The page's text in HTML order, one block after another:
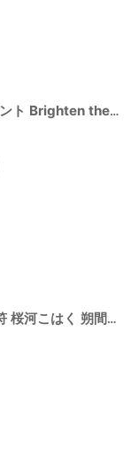
191748] あんさんぶるスターズ！！ 10 周年記念イベント Brighten the Stage 全員 コスプレ衣装
あんさんぶるスターズ！！ 催花雨の片道切符 桜河こはく 朔間凛月 コスプレ衣装